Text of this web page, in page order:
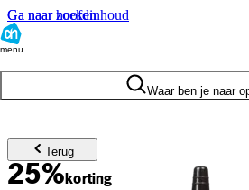
Ga naar hoofdinhoud
Ga naar zoeken
menu
Waar ben je naar
Terug
25%korting